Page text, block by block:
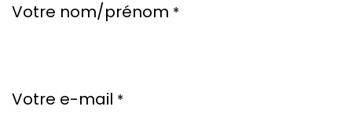
Votre nom/prénom *
Votre e-mail *